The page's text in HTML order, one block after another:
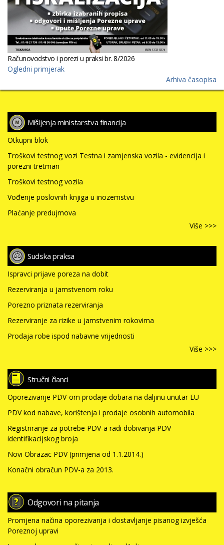
Računovodstvo i porezi u praksi br. 8/2026
Ogledni primjerak
Arhiva časopisa
Mišljenja ministarstva financija
Otkupni blok
Troškovi testnog vozi Testna i zamjenska vozila - evidencija i
porezni tretman
Troškovi testnog vozila
Vođenje poslovnih knjiga u inozemstvu
Plaćanje predujmova
Više >>>
Sudska praksa
Ispravci prijave poreza na dobit
Rezerviranja u jamstvenom roku
Porezno priznata rezerviranja
Rezerviranje za rizike u jamstvenim rokovima
Prodaja robe ispod nabavne vrijednosti
Više >>>
Stručni članci
Oporezivanje PDV-om prodaje dobara na daljinu unutar EU
PDV kod nabave, korištenja i prodaje osobnih automobila
Registriranje za potrebe PDV-a radi dobivanja PDV
identifikacijskog broja
Novi Obrazac PDV (primjena od 1.1.2014.)
Konačni obračun PDV-a za 2013.
Odgovori na pitanja
Promjena načina oporezivanja i dostavljanje pisanog izvješća
Poreznoj upravi